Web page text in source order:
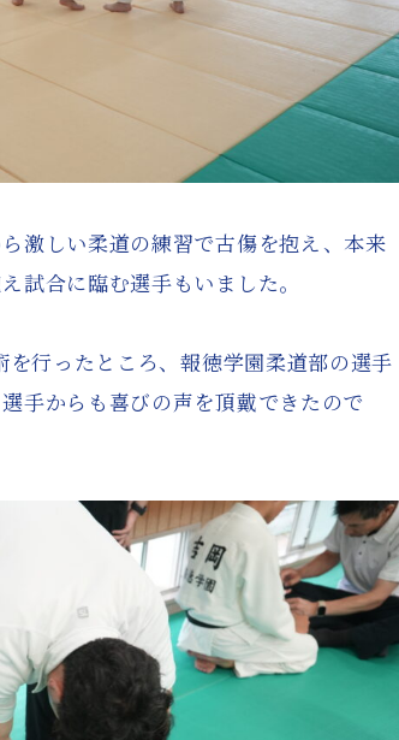
激しい柔道の練習で古傷を抱え、本来
試合に臨む選手もいました。
行ったところ、報徳学園柔道部の選手
手からも喜びの声を頂戴できたので